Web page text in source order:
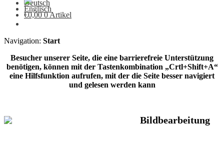
€0,00 0 Artikel
Navigation: Start
Besucher unserer Seite, die eine barrierefreie Unterstützung
benötigen, können mit der Tastenkombination „Crtl+Shift+A“
eine Hilfsfunktion aufrufen, mit der die Seite besser navigiert
und gelesen werden kann
Bildbearbeitung